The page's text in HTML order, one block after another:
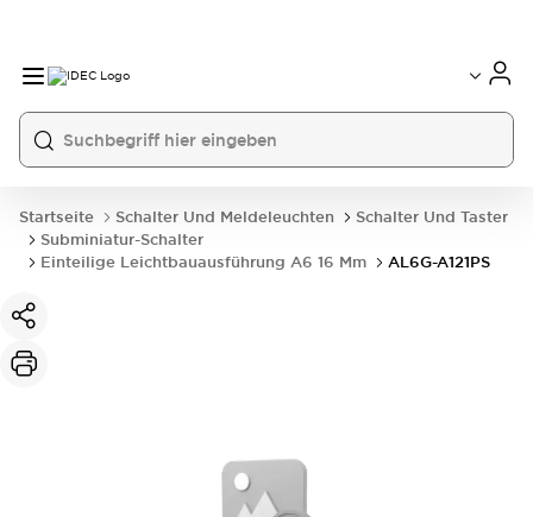
Startseite Schalter Und Meldeleuchten
Schalter Und Taster
Subminiatur-Schalter
Einteilige Leichtbauausführung A6 16 Mm
AL6G-A121PS